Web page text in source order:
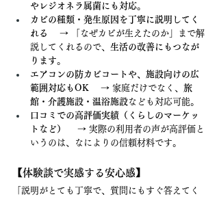
やレジオネラ属菌にも対応。
カビの種類・発生原因を丁寧に説明してく
れる
→ 「なぜカビが生えたのか」まで解
説してくれるので、 生活の改善にもつなが
ります。
エアコンの防カビコートや、施設向けの広
範囲対応もOK → 家庭だけでなく、 旅
館・介護施設・温浴施設なども対応可能。
口コミでの高評価実績（くらしのマーケッ
トなど）
→ 実際の利用者の声が高評価と
いうのは、なによりの信頼材料です。
【体験談で実感する安心感】
「説明がとても丁寧で、質問にもすぐ答えてく